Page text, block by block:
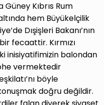
Güney Kıbrıs Rum
hem Büyükelçilik
Dışişleri Bakanı’nın
fecaattir. Kırmızı
inisiyatifimizin balondan
vermektedir
böyle
doğru değildir.